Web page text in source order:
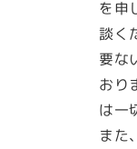
を申
談く
要な
おり
は一
また